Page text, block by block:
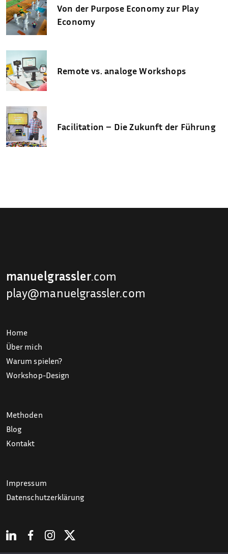
Von der Purpose Economy zur Play
Economy
Remote vs. analoge Workshops
Facilitation – Die Zukunft der Führung
manuelgrassler.com
play@manuelgrassler.com
Home
Über mich
Warum spielen?
Workshop-Design
Methoden
Blog
Kontakt
Impressum
Datenschutzerklärung